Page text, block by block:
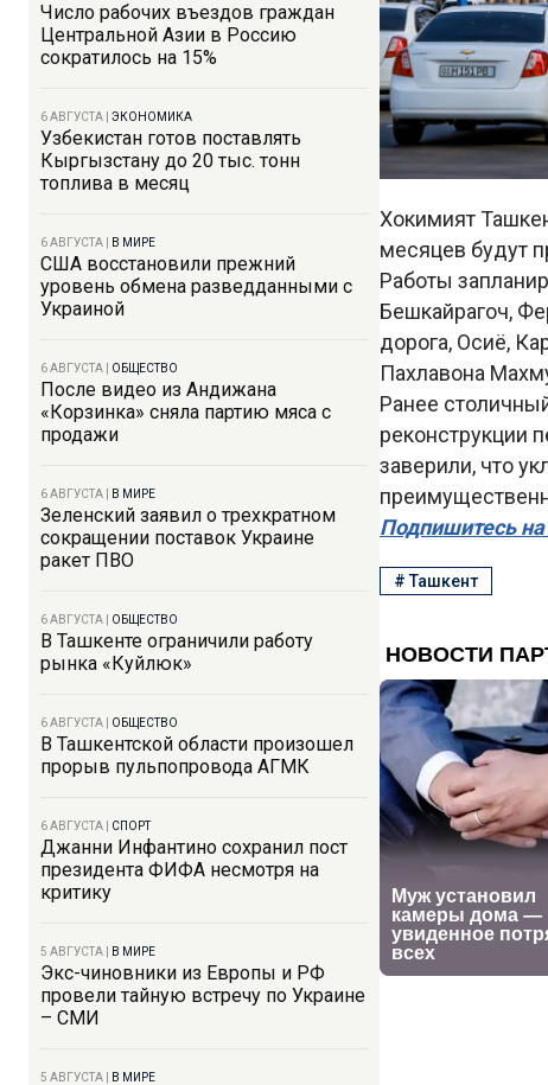
Число рабочих въездов граждан
Центральной Азии в Россию
сократилось на 15%
6 АВГУСТА ЭКОНОМИКА
Узбекистан готов поставлять
Кыргызстану до 20 тыс. тонн
топлива в месяц
6 АВГУСТА В МИРЕ
США восстановили прежний
уровень обмена разведданными с
Украиной
6 АВГУСТА ОБЩЕСТВО
После видео из Андижана
«Корзинка» сняла партию мяса с
продажи
6 АВГУСТА В МИРЕ
Зеленский заявил о трехкратном
сокращении поставок Украине
ракет ПВО
6 АВГУСТА ОБЩЕСТВО
В Ташкенте ограничили работу
рынка «Куйлюк»
6 АВГУСТА ОБЩЕСТВО
В Ташкентской области произошел
прорыв пульпопровода АГМК
6 АВГУСТА СПОРТ
Джанни Инфантино сохранил пост
президента ФИФА несмотря на
критику
5 АВГУСТА В МИРЕ
Экс-чиновники из Европы и РФ
провели тайную встречу по Украине
– СМИ
5 АВГУСТА В МИРЕ
Хокимият
месяцев будут
Работы
Бешкайрагоч,
дорога, Осиё,
Пахлавона
Ранее
реконструкции
заверили, что
Подпишитесь
#Ташкент